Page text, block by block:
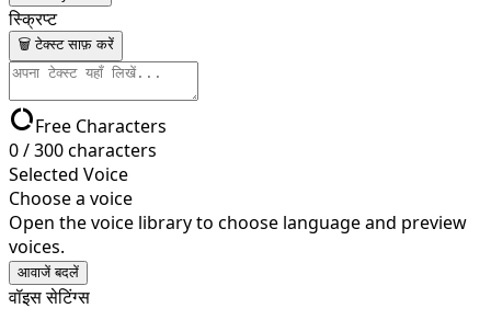
स्क्रिप्ट
🗑 टेक्स्ट साफ़ करें
data_usageFree Characters
0/300characters
Selected Voice
Choose a voice
Open the voice library to choose language and preview
voices.
आवाजें बदलें
वॉइस सेटिंग्स